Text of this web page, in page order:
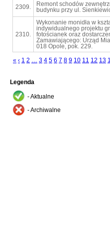
2309.
Remont schodów
budynku przy ul.
2310.
Wykonanie monidła w
indywidualnego projektu
fotościanek oraz
Zamawiającego: Urząd
018 Opole, pok. 229.
« ‹ 1 2 … 3 4 5 6 7 8 9 10 11 12 13
Legenda
- Aktualne
- Archiwalne